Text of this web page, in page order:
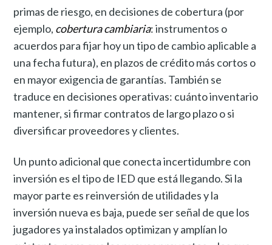
primas de riesgo, en decisiones de cobertura (por
ejemplo, cobertura cambiaria: instrumentos o
acuerdos para fijar hoy un tipo de cambio aplicable a
una fecha futura), en plazos de crédito más cortos o
en mayor exigencia de garantías. También se
traduce en decisiones operativas: cuánto inventario
mantener, si firmar contratos de largo plazo o si
diversificar proveedores y clientes.
Un punto adicional que conecta incertidumbre con
inversión es el tipo de IED que está llegando. Si la
mayor parte es reinversión de utilidades y la
inversión nueva es baja, puede ser señal de que los
jugadores ya instalados optimizan y amplían lo